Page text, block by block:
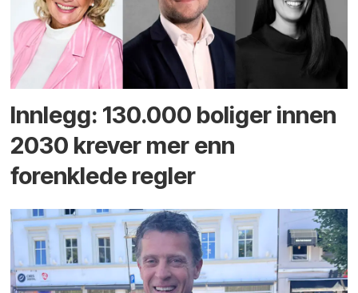
Innlegg: 130.000 boliger innen
2030 krever mer enn
forenklede regler